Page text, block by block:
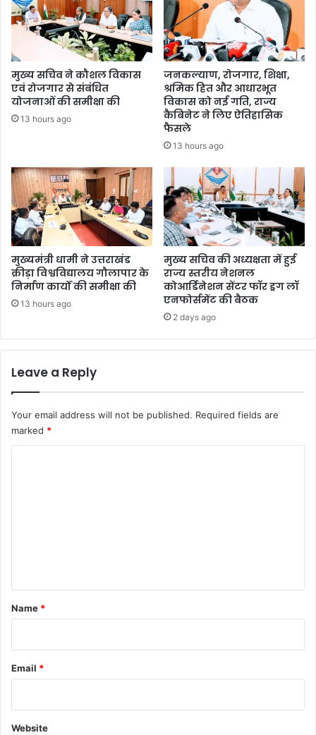
मुख्य सचिव ने कौशल विकास
एवं रोजगार से संबंधित
योजनाओं की समीक्षा की
13 hours ago
जनकल्याण, रोजगार, शिक्षा,
श्रमिक हित और आधारभूत
विकास को नई गति, राज्य
कैबिनेट ने लिए ऐतिहासिक
फैसले
13 hours ago
मुख्यमंत्री धामी ने उत्तराखंड
क्रीड़ा विश्वविद्यालय गौलापार के
निर्माण कार्यों की समीक्षा की
13 hours ago
मुख्य सचिव की अध्यक्षता में हुई
राज्य स्तरीय नेशनल
कोआर्डिनेशन सेंटर फॉर ड्रग लॉ
एनफोर्समेंट की बैठक
2 days ago
Leave a Reply
Your email address will not be published. Required fields are
marked *
*
Name *
Email *
Website